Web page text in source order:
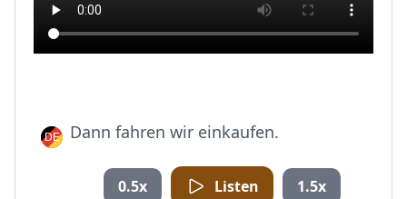
Dann fahren wir einkaufen.
0.5x Listen 1.5x